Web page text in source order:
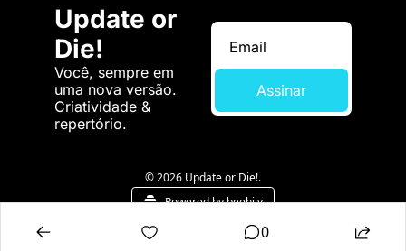
Update or
Die!
Você, sempre em
uma nova versão.
Criatividade &
repertório.
Assinar
© 2026 Update or Die!.
Powered by beehiiv
0